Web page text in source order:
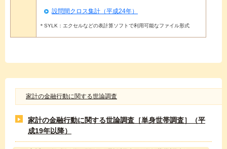
設問間クロス集計（平成24年）
＊SYLK：エクセルなどの表計算ソフトで利用可能なファイル形式
家計の金融行動に関する世論調査
家計の金融行動に関する世論調査［単身世帯調査］（平
成19年以降）